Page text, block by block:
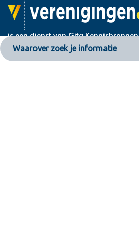
is een dienst vanGita Kennisbronnen